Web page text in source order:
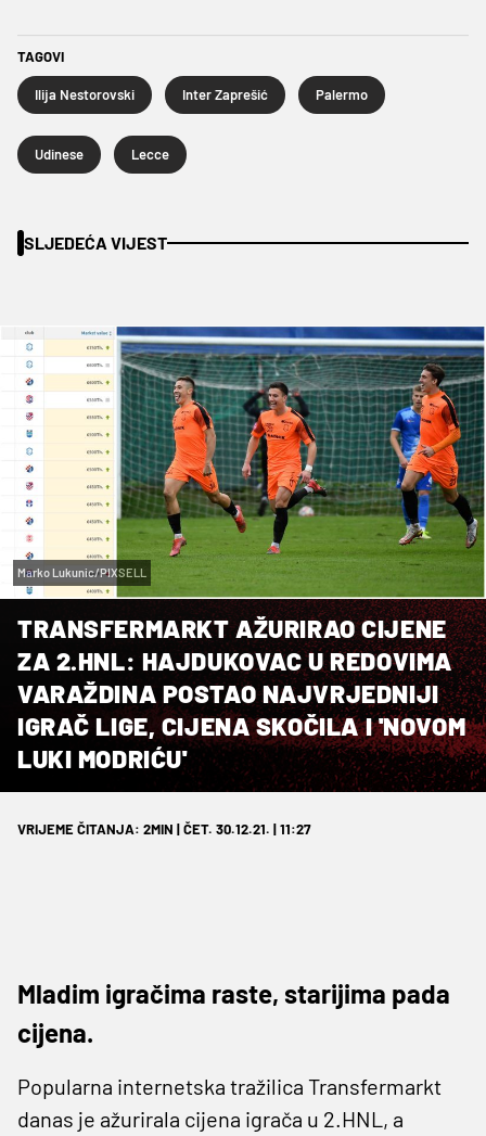
TAGOVI
Ilija Nestorovski Inter Zaprešić Palermo
Udinese Lecce
SLJEDEĆA VIJEST
Marko Lukunic/PIXSELL
TRANSFERMARKT AŽURIRAO CIJENE
ZA 2.HNL: HAJDUKOVAC U REDOVIMA
VARAŽDINA POSTAO NAJVRJEDNIJI
IGRAČ LIGE, CIJENA SKOČILA I 'NOVOM
LUKI MODRIĆU'
VRIJEME ČITANJA: 2MIN | ČET. 30.12.21. | 11:27
Mladim igračima raste, starijima pada
cijena.
Popularna internetska tražilica Transfermarkt
danas je ažurirala cijena igrača u 2.HNL, a